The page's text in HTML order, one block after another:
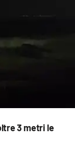
3 metri le